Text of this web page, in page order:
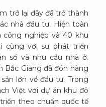
trở lại đây đã trở thành
nhà đầu tư. Hiện toàn
nghiệp và 40 khu
cùng với sự phát triển
số và nhu cầu nhà ở.
Bắc Giang đã đón hàng
lớn về đầu tư. Trong
Việt với dự án khu đô
theo chuẩn quốc tế